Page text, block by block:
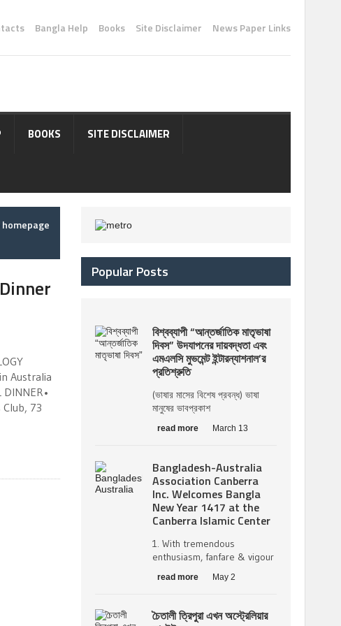
Bangla Help Books Site Disclaimer News Paper Links
BOOKS SITE DISCLAIMER
Australia
Club, 73
Popular Posts
বিশ্বব্যাপী “আন্তর্জাতিক মাতৃভাষা
দিবস” উদযাপনের দায়বদ্ধতা এবং
এমএলসি মুভমেন্ট ইন্টারন্যাশনাল’র
প্রতিশ্রুতি
(ভাষার মাসের বিশেষ প্রবন্ধ) ভাষা
মানুষের ভাবপ্রকাশ
read more March 13
Bangladesh-Australia
Association Canberra
Inc. Welcomes Bangla
New Year 1417 at the
Canberra Islamic Center
1. With tremendous
enthusiasm, fanfare & vigour
read more May 2
চৈতালী ত্রিপুরা এখন অস্ট্রেলিয়ার